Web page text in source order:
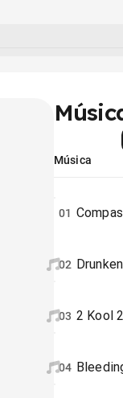
Música
01
02
03 2 Kool
04